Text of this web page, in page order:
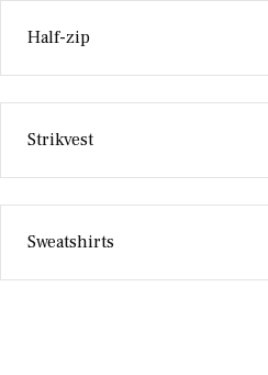
Half-zip
Strikvest
Sweatshirts